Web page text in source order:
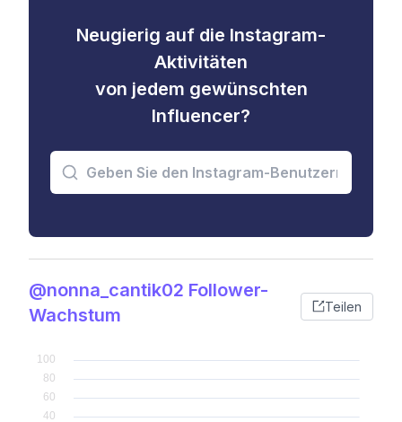
Neugierig auf die Instagram-
Aktivitäten
von jedem gewünschten
Influencer?
@nonna_cantik02 Follower-
Wachstum
Teilen